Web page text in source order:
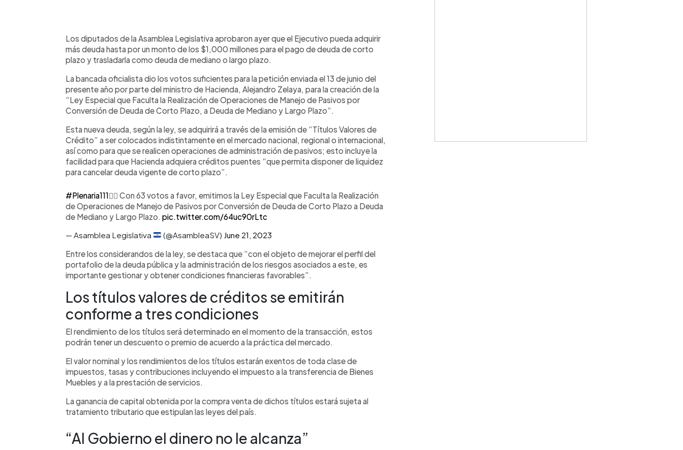
► Escuchar artículo
Los diputados de la Asamblea Legislativa aprobaron ayer que el Ejecutivo pueda adquirir
más deuda hasta por un monto de los $1,000 millones para el pago de deuda de corto
plazo y trasladarla como deuda de mediano o largo plazo.
La bancada oficialista dio los votos suficientes para la petición enviada el 13 de junio del
presente año por parte del ministro de Hacienda, Alejandro Zelaya, para la creación de la
“Ley Especial que Faculta la Realización de Operaciones de Manejo de Pasivos por
Conversión de Deuda de Corto Plazo, a Deuda de Mediano y Largo Plazo”.
Esta nueva deuda, según la ley, se adquirirá a través de la emisión de “Títulos Valores de
Crédito” a ser colocados indistintamente en el mercado nacional, regional o internacional,
así como para que se realicen operaciones de administración de pasivos; esto incluye la
facilidad para que Hacienda adquiera créditos puentes “que permita disponer de liquidez
para cancelar deuda vigente de corto plazo”.
#Plenaria111✍🏻 Con 63 votos a favor, emitimos la Ley Especial que Faculta la Realización
de Operaciones de Manejo de Pasivos por Conversión de Deuda de Corto Plazo a Deuda
de Mediano y Largo Plazo. pic.twitter.com/64uc90rLtc
— Asamblea Legislativa
(@AsambleaSV) June 21, 2023
Entre los considerandos de la ley, se destaca que “con el objeto de mejorar el perfil del
portafolio de la deuda pública y la administración de los riesgos asociados a este, es
importante gestionar y obtener condiciones financieras favorables”.
Los títulos valores de créditos se emitirán
conforme a tres condiciones
El rendimiento de los títulos será determinado en el momento de la transacción, estos
podrán tener un descuento o premio de acuerdo a la práctica del mercado.
El valor nominal y los rendimientos de los títulos estarán exentos de toda clase de
impuestos, tasas y contribuciones incluyendo el impuesto a la transferencia de Bienes
Muebles y a la prestación de servicios.
La ganancia de capital obtenida por la compra venta de dichos títulos estará sujeta al
tratamiento tributario que estipulan las leyes del país.
“Al Gobierno el dinero no le alcanza”